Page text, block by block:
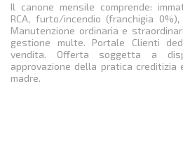
Il canone mensile comprende:
RCA, furto/incendio (franchigia
Manutenzione ordinaria e
gestione multe. Portale Clienti
vendita. Offerta soggetta a
approvazione della pratica creditizia
madre.